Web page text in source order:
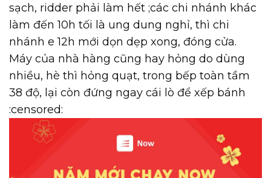
sạch, ridder phải làm hết ;các chi nhánh khác
làm đến 10h tối là ung dung nghỉ, thì chi
nhánh e 12h mới dọn dẹp xong, đóng cửa.
Máy của nhà hàng cũng hay hỏng do dùng
nhiều, hè thì hỏng quạt, trong bếp toàn tầm
38 độ, lại còn đứng ngay cái lò để xếp bánh
:censored: